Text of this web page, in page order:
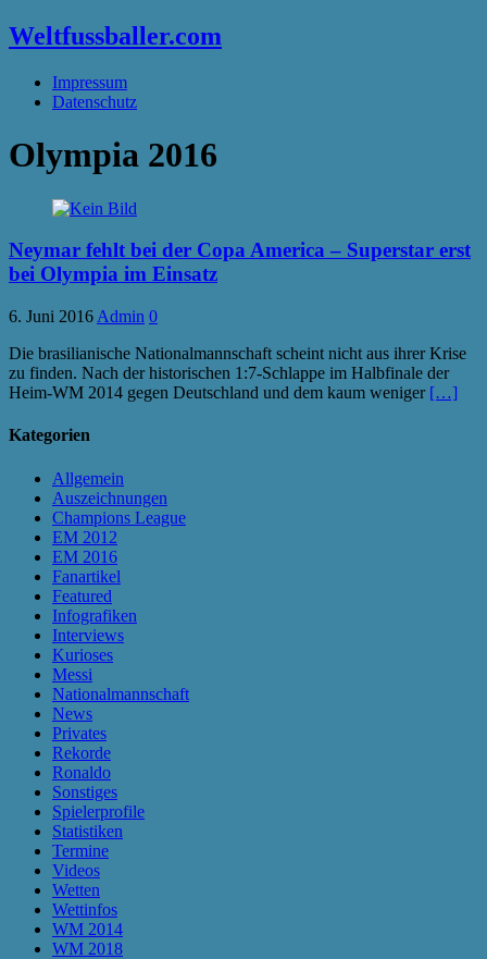
Weltfussballer.com
Impressum
Datenschutz
Olympia 2016
Neymar fehlt bei der Copa America – Superstar erst
bei Olympia im Einsatz
6. Juni 2016 Admin 0
Die brasilianische Nationalmannschaft scheint nicht aus ihrer Krise
zu finden. Nach der historischen 1:7-Schlappe im Halbfinale der
Heim-WM 2014 gegen Deutschland und dem kaum weniger […]
Kategorien
Allgemein
Auszeichnungen
Champions League
EM 2012
EM 2016
Fanartikel
Featured
Infografiken
Interviews
Kurioses
Messi
Nationalmannschaft
News
Privates
Rekorde
Ronaldo
Sonstiges
Spielerprofile
Statistiken
Termine
Videos
Wetten
Wettinfos
WM 2014
WM 2018